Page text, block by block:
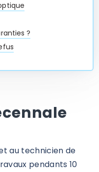
?
au technicien de
pendants 10